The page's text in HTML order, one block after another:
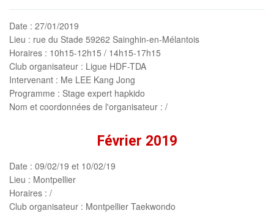
Date : 27/01/2019
Lieu : rue du Stade 59262 Sainghin-en-Mélantois
Horaires : 10h15-12h15 / 14h15-17h15
Club organisateur : Ligue HDF-TDA
Intervenant : Me LEE Kang Jong
Programme : Stage expert hapkido
Nom et coordonnées de l'organisateur : /
Février 2019
Date : 09/02/19 et 10/02/19
Lieu : Montpellier
Horaires : /
Club organisateur : Montpellier Taekwondo